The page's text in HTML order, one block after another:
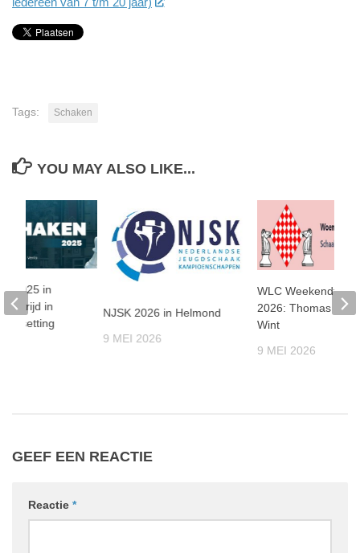
Tags: Schaken
YOU MAY ALSO LIKE...
NJSK 2026 in Helmond
9 MEI 2026
WLC
2026: Thomas
Wint
9 MEI 2026
2025 in
in
setting
GEEF EEN REACTIE
Reactie *